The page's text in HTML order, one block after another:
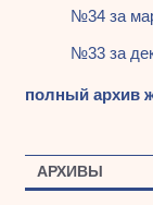
№34 за
№33 за
полный архив
АРХИВЫ